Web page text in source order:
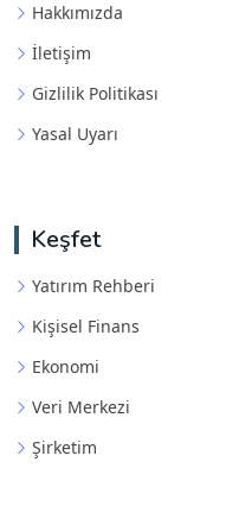
Hakkımızda
İletişim
Gizlilik Politikası
Yasal Uyarı
Keşfet
Yatırım Rehberi
Kişisel Finans
Ekonomi
Veri Merkezi
Şirketim